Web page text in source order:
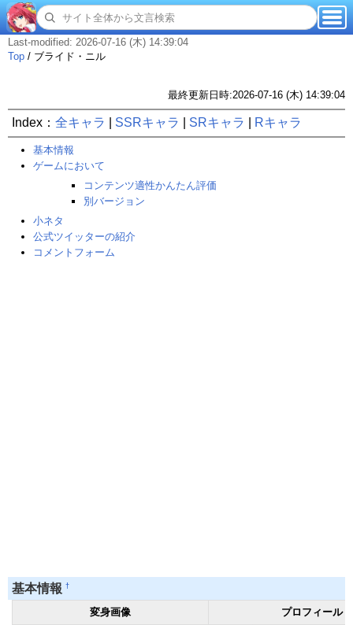
Last-modified: 2026-07-16 (木) 14:39:04
Top / ブライド・ニル
最終更新日時:2026-07-16 (木) 14:39:04
Index： 全キャラ SSRキャラ SRキャラ Rキャラ
基本情報
ゲームにおいて
コンテンツ適性かんたん評価
別バージョン
小ネタ
公式ツイッターの紹介
コメントフォーム
基本情報 †
変身画像 プロフィール